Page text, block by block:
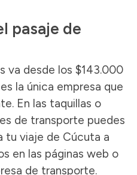
pasaje de
va desde los $143.000
la única empresa que
En las taquillas o
de transporte puedes
tu viaje de Cúcuta a
en las páginas web o
de transporte.